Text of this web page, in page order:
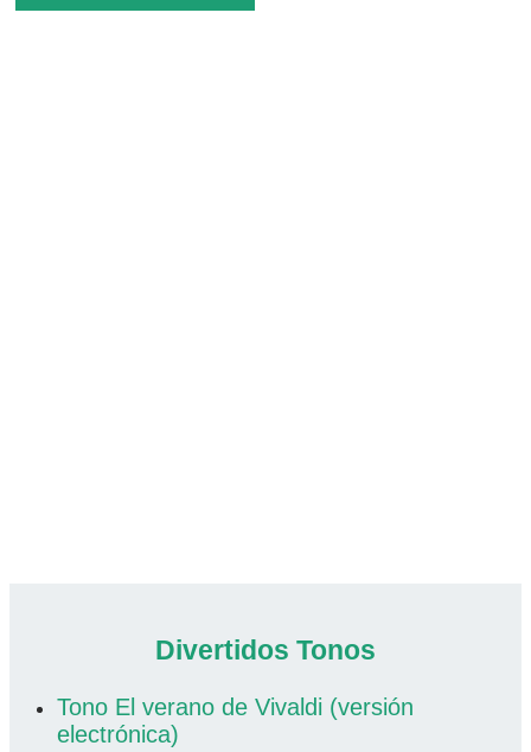
Divertidos Tonos
Tono El verano de Vivaldi (versión
electrónica)